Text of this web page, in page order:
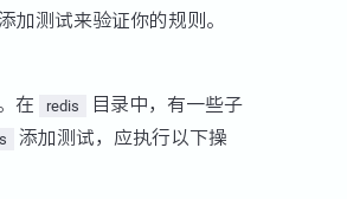
加测试来验证你的规则。
在 redis
目录中，有一些子
添加测试，应执行以下操